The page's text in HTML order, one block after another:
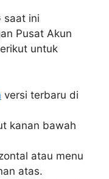
saat ini
Pusat Akun
untuk
versi terbaru di
kanan bawah
atau menu
atas.